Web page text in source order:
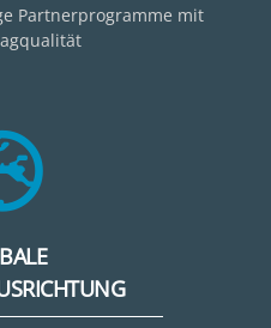
Partnerprogramme mit